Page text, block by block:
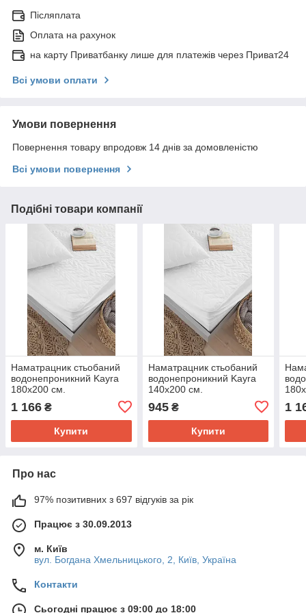
Післяплата
Оплата на рахунок
на карту Приватбанку лише для платежів через Приват24
Всі умови оплати
Умови повернення
Повернення товару впродовж 14 днів за домовленістю
Всі умови повернення
Подібні товари компанії
Наматрацник стьобаний
водонепроникний Kayra
180х200 см.
1 166 ₴
Купити
Наматрацник стьобаний
водонепроникний Kayra
140х200 см.
945₴
Купити
1
Про нас
97% позитивних з 697 відгуків за рік
Працює з 30.09.2013
м. Київ
вул. Богдана Хмельницького, 2, Київ, Україна
Контакти
Сьогодні працює з 09:00 до 18:00